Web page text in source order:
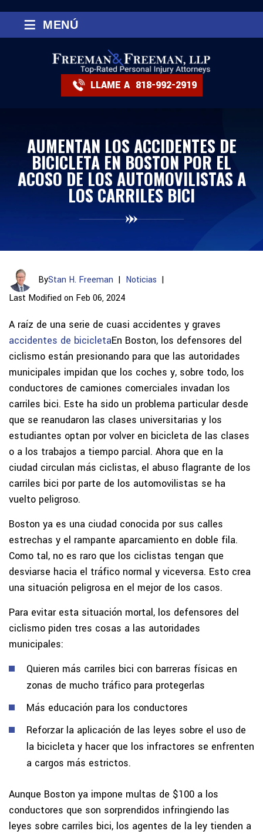
LLAME A 818-992-2919
≡ MENÚ
AUMENTAN LOS ACCIDENTES DE
BICICLETA EN BOSTON POR EL
ACOSO DE LOS AUTOMOVILISTAS A
LOS CARRILES BICI
ByStan H. Freeman | Noticias |
Last Modified on Feb 06, 2024
A raíz de una serie de cuasi accidentes y graves
accidentes de bicicletaEn Boston, los defensores del
ciclismo están presionando para que las autoridades
municipales impidan que los coches y, sobre todo, los
conductores de camiones comerciales invadan los
carriles bici. Este ha sido un problema particular desde
que se reanudaron las clases universitarias y los
estudiantes optan por volver en bicicleta de las clases
o a los trabajos a tiempo parcial. Ahora que en la
ciudad circulan más ciclistas, el abuso flagrante de los
carriles bici por parte de los automovilistas se ha
vuelto peligroso.
Boston ya es una ciudad conocida por sus calles
estrechas y el rampante aparcamiento en doble fila.
Como tal, no es raro que los ciclistas tengan que
desviarse hacia el tráfico normal y viceversa. Esto crea
una situación peligrosa en el mejor de los casos.
Para evitar esta situación mortal, los defensores del
ciclismo piden tres cosas a las autoridades
municipales:
Quieren más carriles bici con barreras físicas en
zonas de mucho tráfico para protegerlas
Más educación para los conductores
Reforzar la aplicación de las leyes sobre el uso de
la bicicleta y hacer que los infractores se enfrenten
a cargos más estrictos.
Aunque Boston ya impone multas de $100 a los
conductores que son sorprendidos infringiendo las
leyes sobre carriles bici, los agentes de la ley tienden a